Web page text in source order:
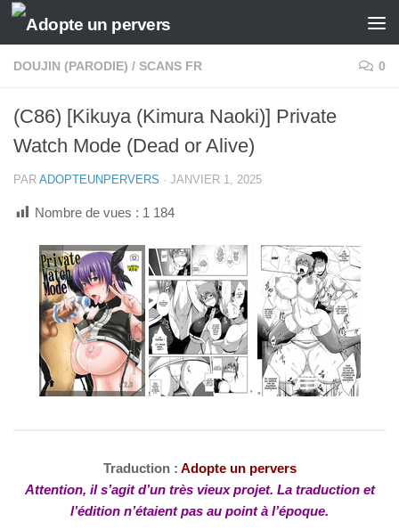
Skip to content
DOUJIN (PARODIE) / SCANS FR 0
(C86) [Kikuya (Kimura Naoki)] Private
Watch Mode (Dead or Alive)
PAR ADOPTEUNPERVERS · JANVIER 1, 2025
Nombre de vues : 1 184
Traduction : Adopte un pervers
Attention, il s’agit d’un très vieux projet. La traduction et
l’édition n’étaient pas au point à l’époque.